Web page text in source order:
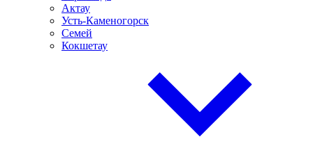
Актау
Усть-Каменогорск
Семей
Кокшетау